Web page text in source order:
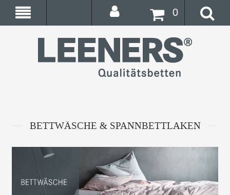
0
BETTWÄSCHE & SPANNBETTLAKEN